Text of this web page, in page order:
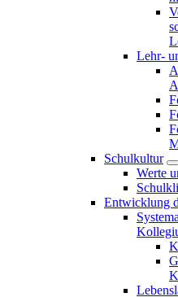
Lehr-
Schulkultur
Werte
Entwicklung